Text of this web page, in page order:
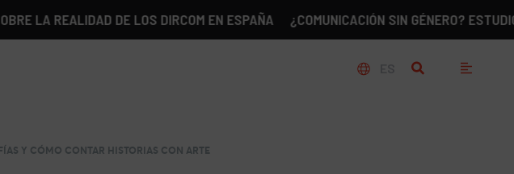
REALIDAD DE LOS DIRCOM EN ESPAÑA ¿COMUNICACIÓN SIN GÉNERO? ESTUDIO
Y CÓMO CONTAR HISTORIAS CON ARTE